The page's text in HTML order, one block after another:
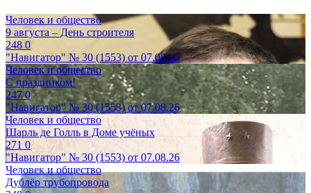
Человек и общество
9 августа – День строителя
2480
"Навигатор" № 30 (1553) от 07.08.26
Человек и общество
С праздником!
2470
"Навигатор" № 30 (1553) от 07.08.26
Человек и общество
Шарль де Голль в Доме учёных
271 0
"Навигатор" № 30 (1553) от 07.08.26
Человек и общество
Дублёр трубопровода